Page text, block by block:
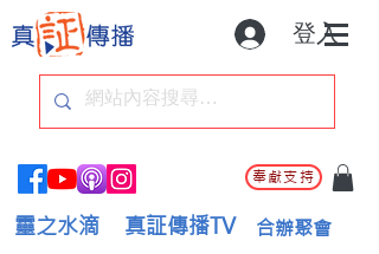
登入
奉獻支持
靈之水滴 真証傳播TV 合辦聚會